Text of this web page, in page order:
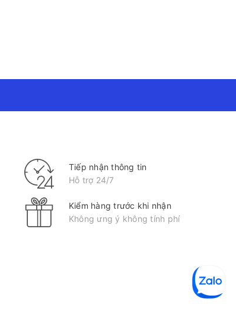
Tiếp nhận thông tin
Hỗ trợ 24/7
Kiểm hàng trước khi nhận
Không ưng ý không tính phí